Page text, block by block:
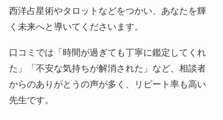
西洋占星術やタロットなどをつかい、あなたを輝
く未来へと導いてくださいます。
口コミでは「時間が過ぎても丁寧に鑑定してくれ
た」「不安な気持ちが解消された」など、相談者
からのありがとうの声が多く、リピート率も高い
先生です。